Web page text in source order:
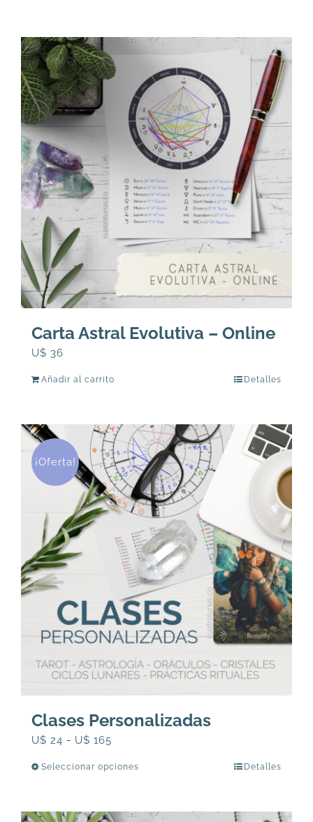
Carta Astral Evolutiva – Online
U$ 36
Añadir al carrito Detalles
¡Oferta!
Clases Personalizadas
U$ 24 - U$ 165
U$
Seleccionar opciones Detalles